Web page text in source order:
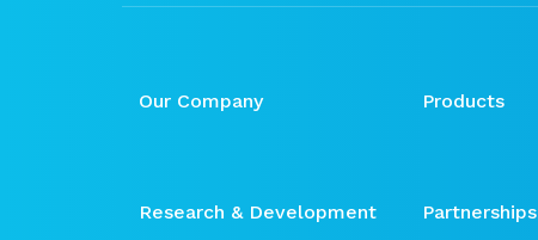
Our Company Products
Research & Development Partnerships